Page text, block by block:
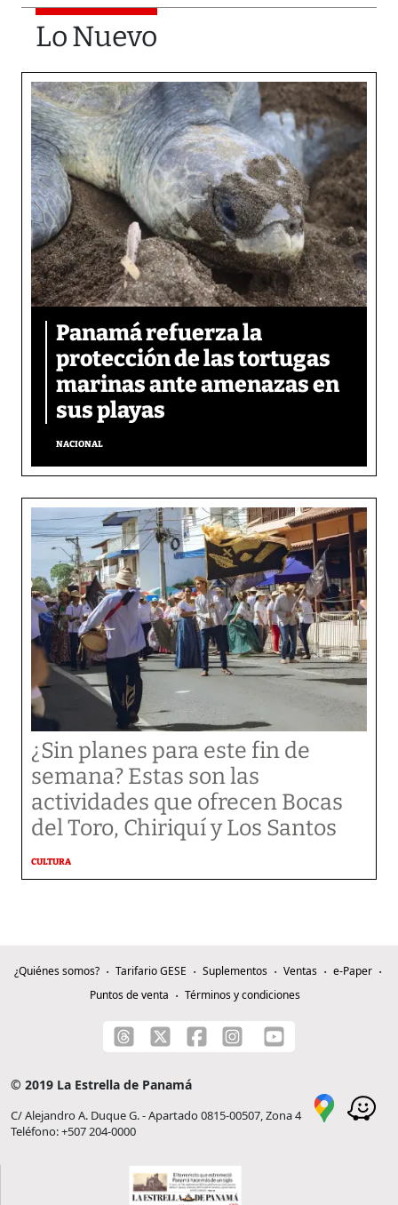
Lo Nuevo
Panamá refuerza la
protección de las tortugas
marinas ante amenazas en
sus playas
NACIONAL
¿Sin planes para este fin de
semana? Estas son las
actividades que ofrecen Bocas
del Toro, Chiriquí y Los Santos
CULTURA
¿Quiénes somos? Tarifario GESE Suplementos Ventas
e-Paper
Puntos de venta
Términos y condiciones
© 2019 La Estrella de Panamá
C/ Alejandro A. Duque G. - Apartado 0815-00507, Zona 4
Teléfono: +507 204-0000